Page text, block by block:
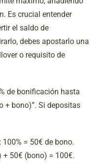
Es crucial entender
el saldo de
debes apostarlo una
o requisito de
de bonificación hasta
+ bono)”. Si depositas
= 50€ de bono.
+ 50€ (bono) = 100€.